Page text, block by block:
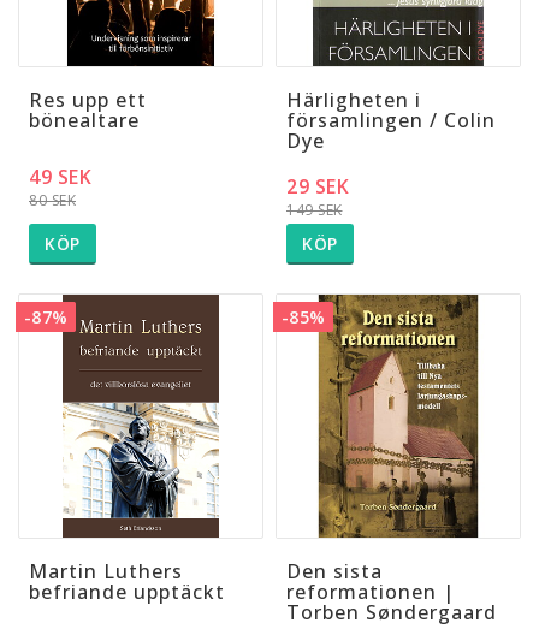
Res upp ett
bönealtare
80 SEK
49 SEK
KÖP
Härligheten i
församlingen / Colin
Dye
149 SEK
29 SEK
KÖP
-87%
Martin Luthers
befriande upptäckt
-85%
Den sista
reformationen |
Torben Søndergaard